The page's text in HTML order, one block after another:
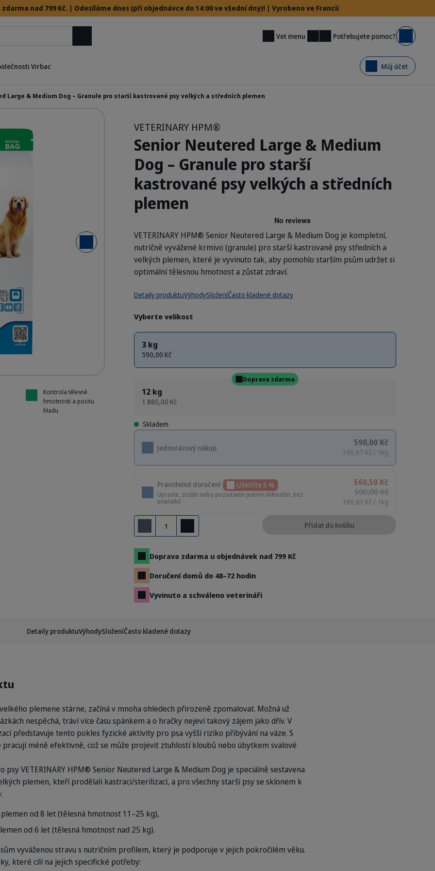
nad 799 Kč. | Odesíláme dnes (při objednávce do 14:00 ve všední dny)! | Vyrobeno ve Francii
Vet menu Potřebujete pomoc? Košík
Virbac Můj účet
Large & Medium Dog – Granule pro starší kastrované psy velkých a středních plemen
Další snímek
- Senior Neutered Dog Large & Medium
- Senior Neutered Dog Large & Medium
- Senior Neutered Dog Large & Medium
Kontrola tělesné
hmotnosti a pocitu
hladu
VETERINARY HPM®
Senior Neutered Large & Medium
Dog – Granule pro starší
kastrované psy velkých a středních
plemen
VETERINARY HPM® Senior Neutered Large & Medium Dog je kompletní,
nutričně vyvážené krmivo (granule) pro starší kastrované psy středních a
velkých plemen, které je vyvinuto tak, aby pomohlo starším psům udržet si
optimální tělesnou hmotnost a zůstat zdraví.
Detaily produktuVýhodySloženíČasto kladené dotazy
Vyberte velikost
3 kg
590,00 Kč
Doprava zdarma
12 kg
1 880,00 Kč
Skladem
Jednorázový nákup 590,00 Kč
196,67 Kč / 1kg
Pravidelné doručení Ušetříte 5 %
Upravte, zrušte nebo pozastavte jedním kliknutím, bez
poplatků
560,50 Kč
590,00 Kč
186,83 Kč / 1kg
Odebrat
Množství
Přidat
Přidat do košíku
Doprava zdarma u objednávek nad 799 Kč
Doručení domů do 48–72 hodin
Vyvinuto a schváleno veterináři
Detaily produktuVýhodySloženíČasto kladené dotazy
plemene stárne, začíná v mnoha ohledech přirozeně zpomalovat. Možná už
nespěchá, tráví více času spánkem a o hračky nejeví takový zájem jako dřív. V
představuje tento pokles fyzické aktivity pro psa vyšší riziko přibývání na váze. S
méně efektivně, což se může projevit ztuhlostí kloubů nebo úbytkem svalové
psy VETERINARY HPM® Senior Neutered Large & Medium Dog je speciálně sestavena
plemen, kteří prodělali kastraci/sterilizaci, a pro všechny starší psy se sklonem k
od 8 let (tělesná hmotnost 11–25 kg),
od 6 let (tělesná hmotnost nad 25 kg).
vyváženou stravu s nutričním profilem, který je podporuje v jejich pokročilém věku.
které cílí na jejich specifické potřeby: